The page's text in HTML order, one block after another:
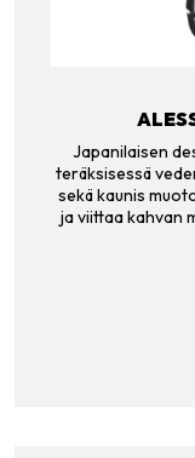
Japanilaisen
teräksisessä
sekä kaunis
ja viittaa kahvan